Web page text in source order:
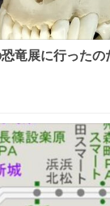
竜展に行ったの
ぎて張り付いて